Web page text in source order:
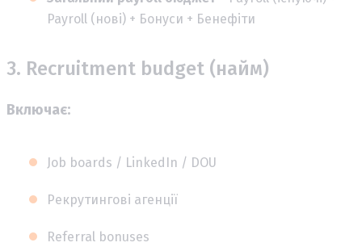
Payroll (нові) + Бонуси + Бенефіти
3. Recruitment budget (найм)
Включає:
Job boards / LinkedIn / DOU
Рекрутингові агенції
Referral bonuses